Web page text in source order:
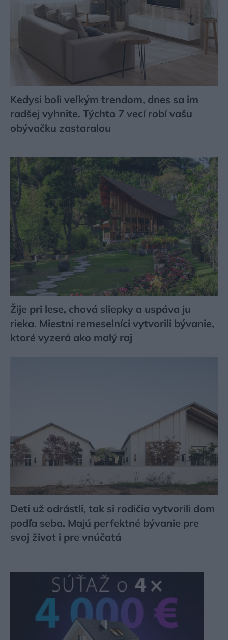
Kedysi boli veľkým trendom, dnes sa im
radšej vyhnite. Týchto 7 vecí robí vašu
obývačku zastaralou
Žije pri lese, chová sliepky a uspáva ju
rieka. Miestni remeselníci vytvorili bývanie,
ktoré vyzerá ako malý raj
Deti už odrástli, tak si rodičia vytvorili dom
podľa seba. Majú perfektné bývanie pre
svoj život i pre vnúčatá